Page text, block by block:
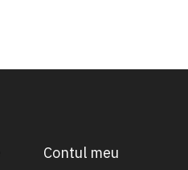
Contul meu